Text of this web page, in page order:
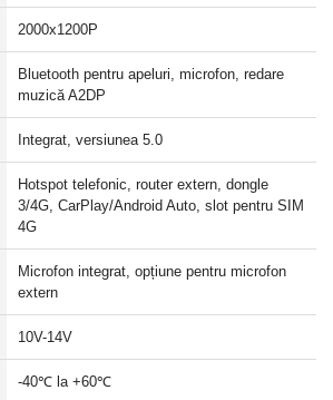
2000x1200P
Bluetooth pentru apeluri, microfon, redare
muzică A2DP
Integrat, versiunea 5.0
Hotspot telefonic, router extern, dongle
3/4G, CarPlay/Android Auto, slot pentru SIM
4G
Microfon integrat, opțiune pentru microfon
extern
10V-14V
-40℃ la +60℃